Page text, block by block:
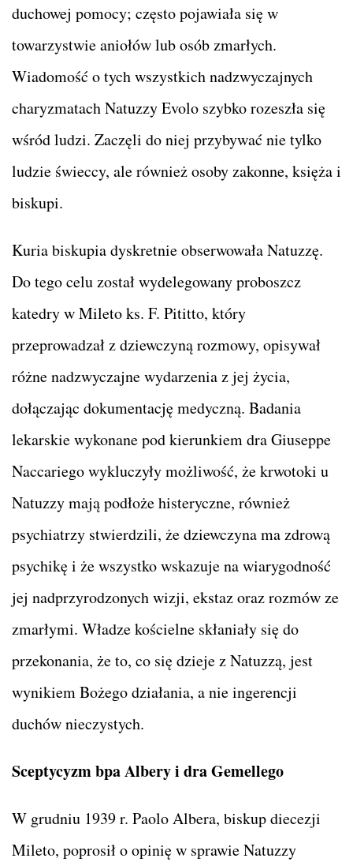
duchowej pomocy; często pojawiała się w
towarzystwie aniołów lub osób zmarłych.
Wiadomość o tych wszystkich nadzwyczajnych
charyzmatach Natuzzy Evolo szybko rozeszła się
wśród ludzi. Zaczęli do niej przybywać nie tylko
ludzie świeccy, ale również osoby zakonne, księża i
biskupi.
Kuria biskupia dyskretnie obserwowała Natuzzę.
Do tego celu został wydelegowany proboszcz
katedry w Mileto ks. F. Pititto, który
przeprowadzał z dziewczyną rozmowy, opisywał
różne nadzwyczajne wydarzenia z jej życia,
dołączając dokumentację medyczną. Badania
lekarskie wykonane pod kierunkiem dra Giuseppe
Naccariego wykluczyły możliwość, że krwotoki u
Natuzzy mają podłoże histeryczne, również
psychiatrzy stwierdzili, że dziewczyna ma zdrową
psychikę i że wszystko wskazuje na wiarygodność
jej nadprzyrodzonych wizji, ekstaz oraz rozmów ze
zmarłymi. Władze kościelne skłaniały się do
przekonania, że to, co się dzieje z Natuzzą, jest
wynikiem Bożego działania, a nie ingerencji
duchów nieczystych.
Sceptycyzm bpa Albery i dra Gemellego
W grudniu 1939 r. Paolo Albera, biskup diecezji
Mileto, poprosił o opinię w sprawie Natuzzy